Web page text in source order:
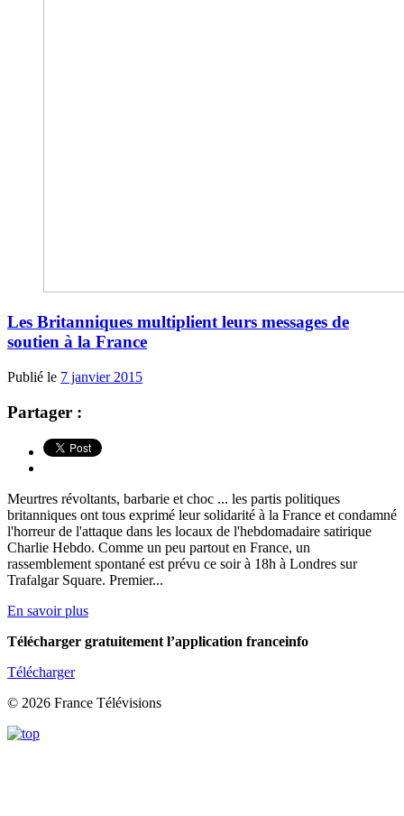
Les Britanniques multiplient leurs messages de
soutien à la France
Publié le 7 janvier 2015
Partager :
Meurtres révoltants, barbarie et choc ... les partis politiques
britanniques ont tous exprimé leur solidarité à la France et condamné
l'horreur de l'attaque dans les locaux de l'hebdomadaire satirique
Charlie Hebdo. Comme un peu partout en France, un
rassemblement spontané est prévu ce soir à 18h à Londres sur
Trafalgar Square. Premier...
En savoir plus
Télécharger gratuitement l’application franceinfo
Télécharger
© 2026 France Télévisions